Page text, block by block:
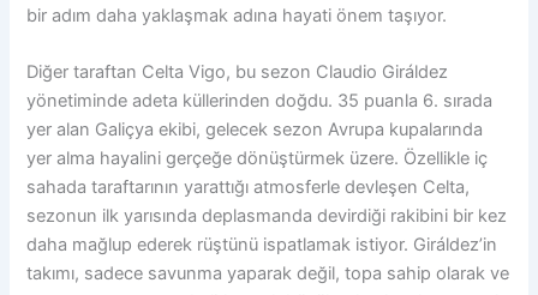
bir adım daha yaklaşmak adına hayati önem taşıyor.
Diğer taraftan Celta Vigo, bu sezon Claudio Giráldez
yönetiminde adeta küllerinden doğdu. 35 puanla 6. sırada
yer alan Galiçya ekibi, gelecek sezon Avrupa kupalarında
yer alma hayalini gerçeğe dönüştürmek üzere. Özellikle iç
sahada taraftarının yarattığı atmosferle devleşen Celta,
sezonun ilk yarısında deplasmanda devirdiği rakibini bir kez
daha mağlup ederek rüştünü ispatlamak istiyor. Giráldez’in
takımı, sadece savunma yaparak değil, topa sahip olarak ve